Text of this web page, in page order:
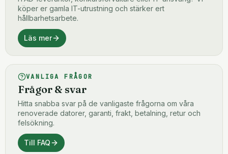
köper er gamla IT-utrustning och stärker ert
hållbarhetsarbete.
Läs mer
VANLIGA FRÅGOR
Frågor & svar
Hitta snabba svar på de vanligaste frågorna om våra
renoverade datorer, garanti, frakt, betalning, retur och
felsökning.
Till FAQ